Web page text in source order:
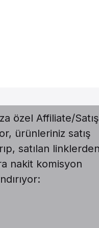
özel Affiliate/Satış
ürünleriniz satış
satılan
nakit komisyon